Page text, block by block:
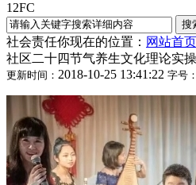
12FC
社会责任你现在的位置： 网站首页
社区二十四节气养生文化理论实
更新时间： 2018-10-25 13:41:22 字号：